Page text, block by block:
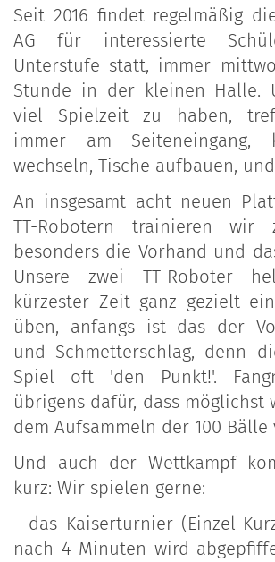
Seit 2016 findet regelmäßig
AG für interessierte
Unterstufe statt, immer
Stunde in der kleinen Halle.
viel Spielzeit zu haben,
immer am Seiteneingang,
wechseln, Tische aufbauen,
An insgesamt acht neuen
TT-Robotern trainieren wir
besonders die Vorhand und
Unsere zwei TT-Roboter
kürzester Zeit ganz gezielt
üben, anfangs ist das der
und Schmetterschlag, denn
Spiel oft 'den Punkt!'.
übrigens dafür, dass möglichst
dem Aufsammeln der 100
Und auch der Wettkampf
kurz: Wir spielen gerne:
- das Kaiserturnier (Einzel-
nach 4 Minuten wird